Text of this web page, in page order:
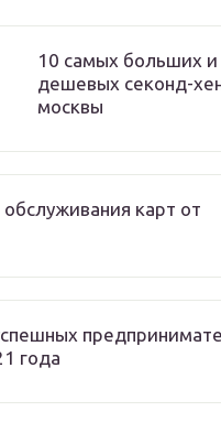
10 самых больших и
дешевых секонд-
москвы
карт от
года